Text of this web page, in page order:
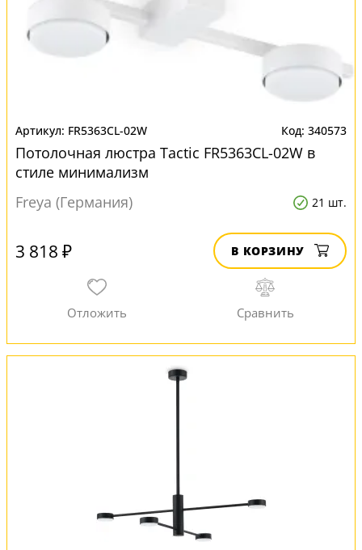
FR5363CL-02W 340573
Потолочная люстра Tactic FR5363CL-02W в
стиле минимализм
Freya (Германия)
21 шт.
3 818 ₽ В КОРЗИНУ